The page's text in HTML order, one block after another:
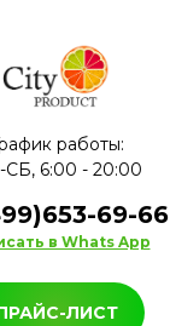
работы:
6:00 - 20:00
69-66
в Whats App
ЛИСТ